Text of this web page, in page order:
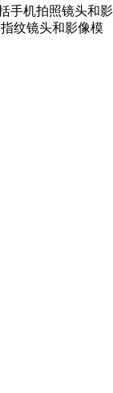
手机拍照镜头和影
纹镜头和影像模